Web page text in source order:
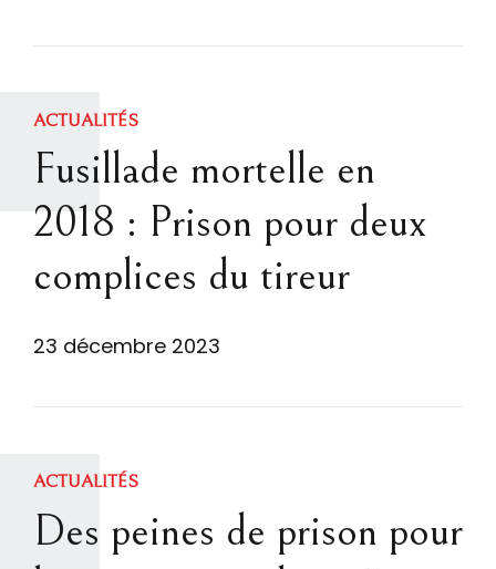
ACTUALITÉS
Fusillade mortelle en
2018 : Prison pour deux
complices du tireur
23 décembre 2023
ACTUALITÉS
Des peines de prison pour